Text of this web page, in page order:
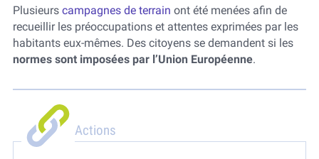
Plusieurs campagnes de terrain ont été menées afin de
recueillir les préoccupations et attentes exprimées par les
habitants eux-mêmes. Des citoyens se demandent si les
normes sont imposées par l’Union Européenne.
Actions